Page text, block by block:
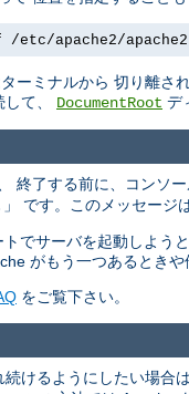
apache2/
ーミナルから 切り離
て、 DocumentRoot デ
終了する前に、コンソ
」 です。このメッセージ
でサーバを起動しようと
がもう一つあるとき
をご覧下さい。
けるようにしたい場合